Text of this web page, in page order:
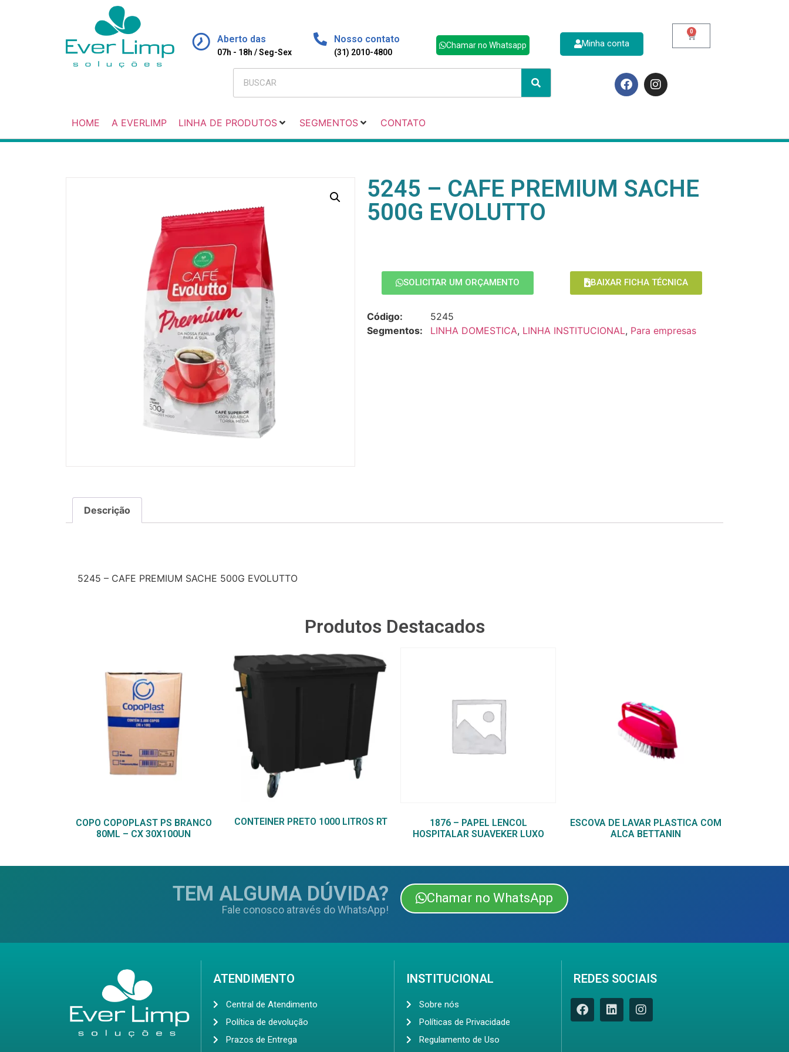
Aberto das
07h - 18h / Seg-Sex
Nosso contato
(31) 2010-4800
Chamar no Whatsapp Minha conta
0
HOME A EVERLIMP LINHA DE PRODUTOS SEGMENTOS CONTATO
5245 – CAFE PREMIUM SACHE
500G EVOLUTTO
SOLICITAR UM ORÇAMENTO BAIXAR FICHA TÉCNICA
Código:
5245
Segmentos:
LINHA DOMESTICA, LINHA INSTITUCIONAL, Para empresas
Descrição
5245 – CAFE PREMIUM SACHE 500G EVOLUTTO
Produtos Destacados
COPO COPOPLAST PS BRANCO
80ML – CX 30X100UN
CONTEINER PRETO 1000 LITROS RT
1876 – PAPEL LENCOL
HOSPITALAR SUAVEKER LUXO
ESCOVA DE LAVAR PLASTICA COM
ALCA BETTANIN
TEM ALGUMA DÚVIDA?
Fale conosco através do WhatsApp!
Chamar no WhatsApp
ATENDIMENTO
Central de Atendimento
Política de devolução
Prazos de Entrega
INSTITUCIONAL
Sobre nós
Políticas de Privacidade
Regulamento de Uso
REDES SOCIAIS